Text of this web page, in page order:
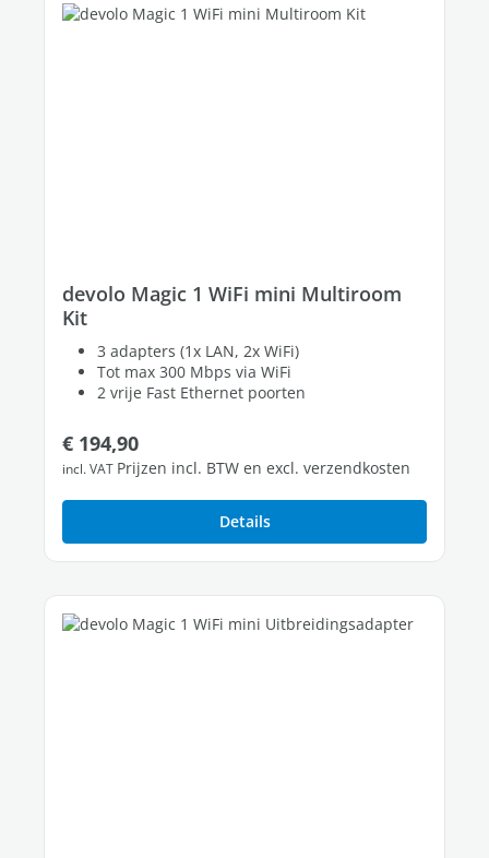
devolo Magic 1 WiFi mini Multiroom
Kit
3 adapters (1x LAN, 2x WiFi)
Tot max 300 Mbps via WiFi
2 vrije Fast Ethernet poorten
Normale prijs:
€ 194,90
incl. VAT Prijzen incl. BTW en excl. verzendkosten
Details